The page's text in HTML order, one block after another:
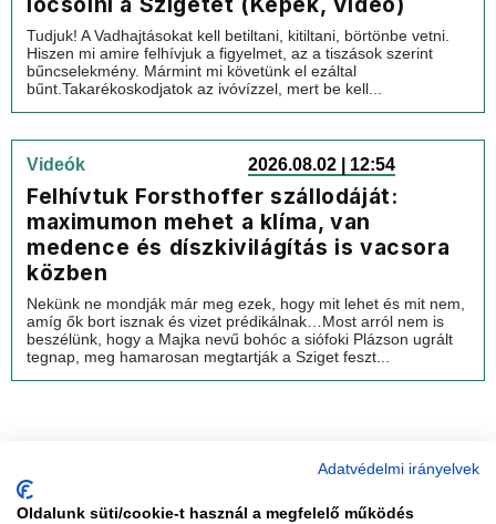
Tudjuk! A Vadhajtásokat kell betiltani, kitiltani, börtönbe vetni.
Hiszen mi amire felhívjuk a figyelmet, az a tiszások szerint
bűncselekmény. Mármint mi követünk el ezáltal
bűnt.Takarékoskodjatok az ivóvízzel, mert be kell...
Videók 2026.08.02 | 12:54
Felhívtuk Forsthoffer szállodáját:
maximumon mehet a klíma, van
medence és díszkivilágítás is vacsora
közben
Nekünk ne mondják már meg ezek, hogy mit lehet és mit nem,
amíg ők bort isznak és vizet prédikálnak…Most arról nem is
beszélünk, hogy a Majka nevű bohóc a siófoki Plázson ugrált
tegnap, meg hamarosan megtartják a Sziget feszt...
Adatvédelmi irányelvek
Oldalunk süti/cookie-t használ a megfelelő működés